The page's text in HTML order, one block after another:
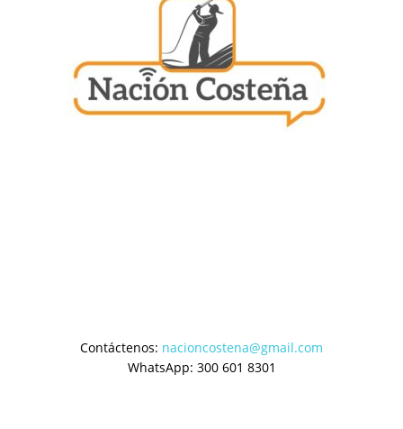
Contáctenos: nacioncostena@gmail.com
WhatsApp: 300 601 8301